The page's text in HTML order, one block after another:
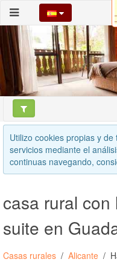
Utilizo cookies propias y
servicios mediante el
continuas navegando,
casa rural
suite en
Casas rurales Alicante